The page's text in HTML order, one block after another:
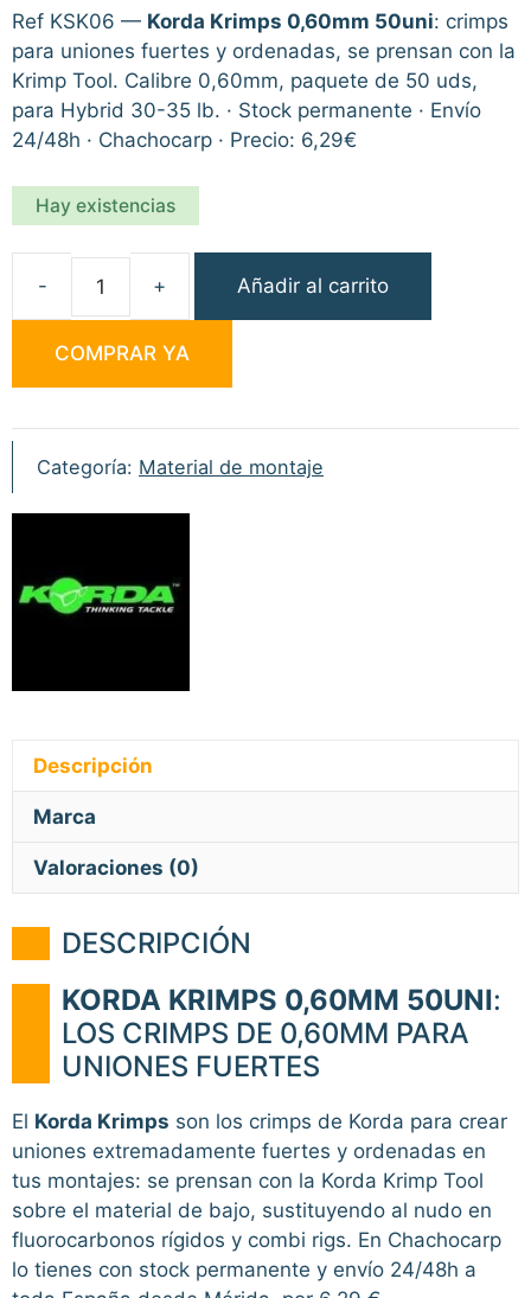
Ref KSK06 — Korda Krimps 0,60mm 50uni: crimps
para uniones fuertes y ordenadas, se prensan con la
Krimp Tool. Calibre 0,60mm, paquete de 50 uds,
para Hybrid 30-35 lb. · Stock permanente · Envío
24/48h · Chachocarp · Precio: 6,29€
Hay existencias
Korda
0,60mm
50uni
Añadir al carrito
COMPRAR YA
Categoría: Material de montaje
Descripción
Marca
Valoraciones (0)
DESCRIPCIÓN
KORDA KRIMPS 0,60MM 50UNI:
LOS CRIMPS DE 0,60MM PARA
UNIONES FUERTES
El Korda Krimps son los crimps de Korda para crear
uniones extremadamente fuertes y ordenadas en
tus montajes: se prensan con la Korda Krimp Tool
sobre el material de bajo, sustituyendo al nudo en
fluorocarbonos rígidos y combi rigs. En Chachocarp
lo tienes con stock permanente y envío 24/48h a